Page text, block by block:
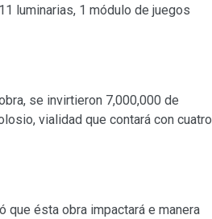
luminarias, 1 módulo de juegos
se invirtieron 7,000,000 de
vialidad que contará con cuatro
que ésta obra impactará e manera